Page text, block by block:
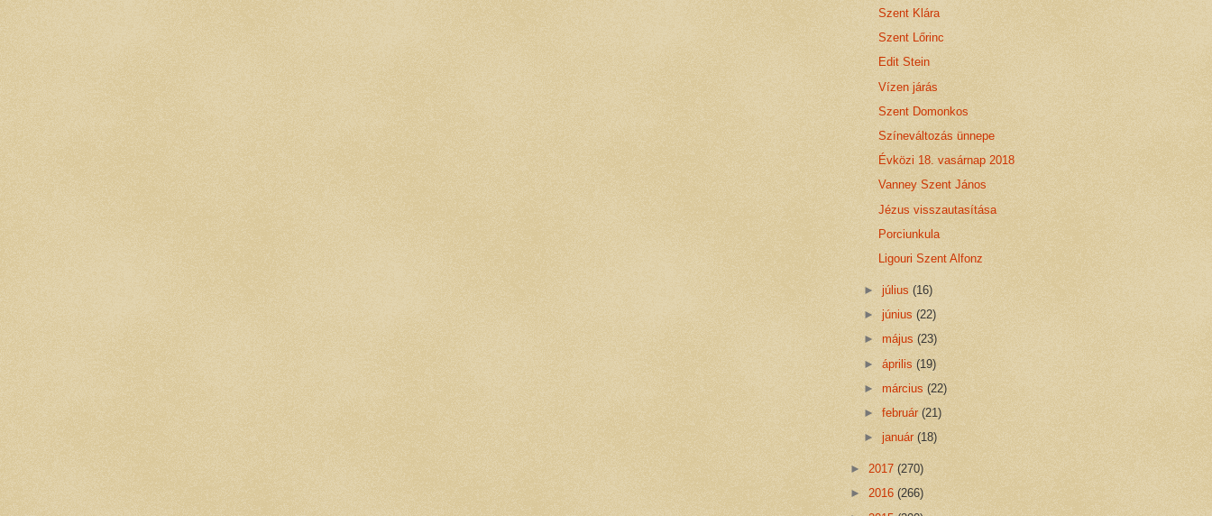
Szent Klára
Szent Lőrinc
Edit Stein
Vízen járás
Szent Domonkos
Színeváltozás ünnepe
Évközi 18. vasárnap 2018
Vanney Szent János
Jézus visszautasítása
Porciunkula
Ligouri Szent Alfonz
► július(16)
►június(22)
► május(23)
►április(19)
► március(22)
►február(21)
►január(18)
► 2017 (270)
► 2016 (266)